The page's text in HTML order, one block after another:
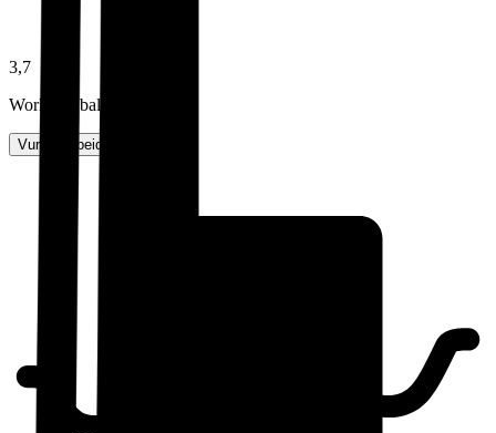
3,7
Work-life balance
Vurder arbeidsplass